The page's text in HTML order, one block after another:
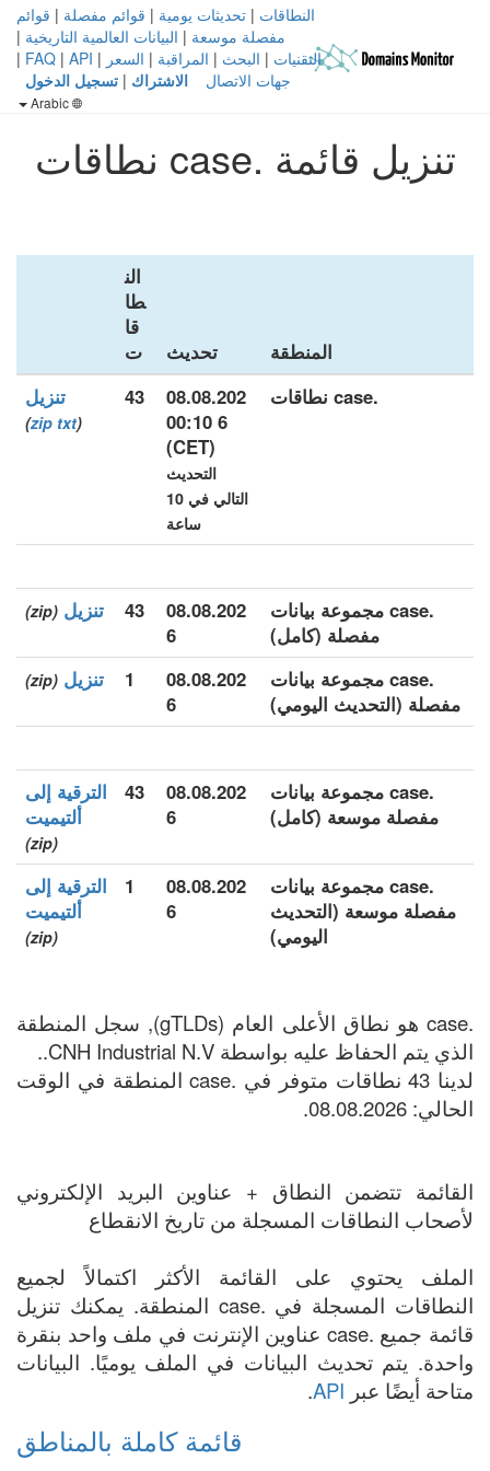
النطاقات | تحديثات يومية | قوائم مفصلة | قوائم
مفصلة موسعة | البيانات العالمية التاريخية |
التقنيات | البحث | المراقبة | السعر |
FAQ | API
|
جهات الاتصال
الاشتراك | تسجيل الدخول
تنزيل قائمة .case نطاقات
المنطقة تحديث
الن
طا
قا
ت
.case نطاقات
08.08.202
6 00:10
(CET)
التحديث
التالي في 10
ساعة
43 تنزيل
(
zip txt
)
.case مجموعة بيانات
مفصلة (كامل)
08.08.202
6
43 تنزيل (zip)
.case مجموعة بيانات
مفصلة (التحديث اليومي)
08.08.202
6
1 تنزيل (zip)
.case مجموعة بيانات
مفصلة موسعة (كامل)
08.08.202
6
43
الترقية إلى
ألتيميت
(zip)
.case مجموعة بيانات
مفصلة موسعة (التحديث
اليومي)
08.08.202
6
1
الترقية إلى
ألتيميت
(zip)
.case هو نطاق الأعلى العام (gTLDs), سجل المنطقة
الذي يتم الحفاظ عليه بواسطة CNH Industrial N.V..
لدينا 43 نطاقات متوفر في .case المنطقة في الوقت
الحالي: 08.08.2026.
القائمة تتضمن النطاق + عناوين البريد الإلكتروني
لأصحاب النطاقات المسجلة من تاريخ الانقطاع
الملف يحتوي على القائمة الأكثر اكتمالاً لجميع
النطاقات المسجلة في .case المنطقة. يمكنك تنزيل
قائمة جميع .case عناوين الإنترنت في ملف واحد بنقرة
واحدة. يتم تحديث البيانات في الملف يوميًا. البيانات
متاحة أيضًا عبر API
.
قائمة كاملة بالمناطق